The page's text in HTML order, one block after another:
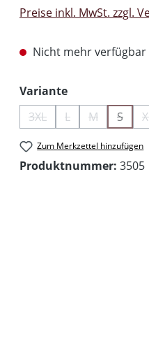
Preise inkl. MwSt. zzgl.
Nicht mehr verfügbar
Varianteauswählen
3XL(Diese Option ist
L(Diese Option ist
M(Diese
S
Zum Merkzettel hinzufügen
Produktnummer: 3505